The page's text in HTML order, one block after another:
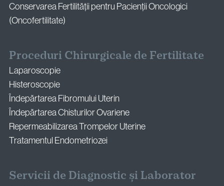
Conservarea Fertilității pentru Pacienții Oncologici
(Oncofertilitate)
Proceduri Chirurgicale de Fertilitate
Laparoscopie
Histeroscopie
Îndepărtarea Fibromului Uterin
Îndepărtarea Chisturilor Ovariene
Repermeabilizarea Trompelor Uterine
Tratamentul Endometriozei
Servicii de Diagnostic și Laborator